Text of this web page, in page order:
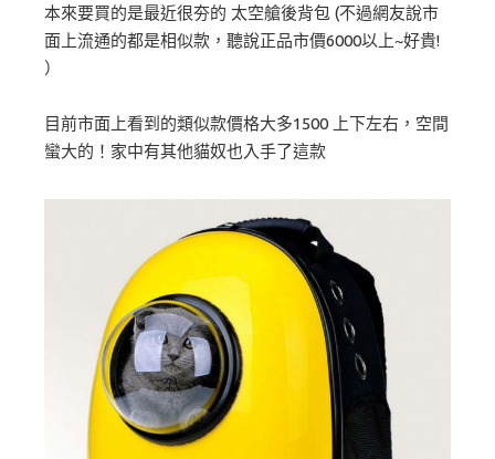
本來要買的是最近很夯的 太空艙後背包 (不過網友說市
面上流通的都是相似款，聽說正品市價6000以上~好貴!
）
目前市面上看到的類似款價格大多1500 上下左右，空間
蠻大的！家中有其他貓奴也入手了這款